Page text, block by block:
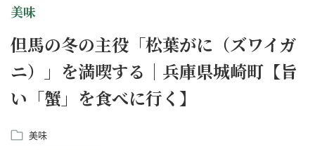
美味
但馬の冬の主役「松葉がに（ズワイガ
ニ）」を満喫する｜兵庫県城崎町【旨
い「蟹」を食べに行く】
美味